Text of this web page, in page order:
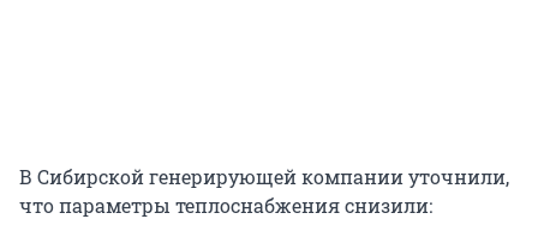
В Сибирской генерирующей компании уточнили,
что параметры теплоснабжения снизили: